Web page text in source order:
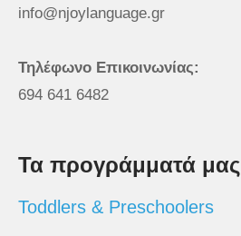
info@njoylanguage.gr
Τηλέφωνο Επικοινωνίας:
694 641 6482
Τα προγράμματά μας
Toddlers & Preschoolers